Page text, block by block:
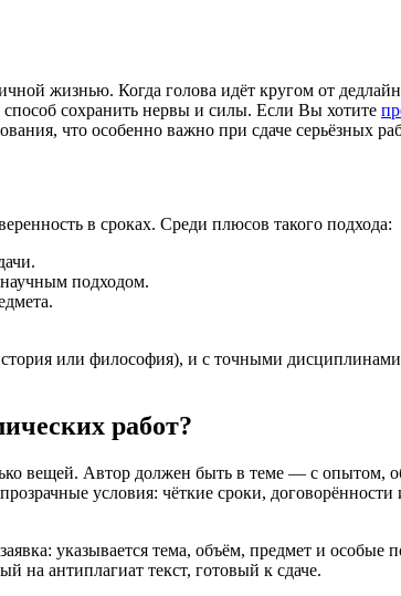
сохранить нервы и силы. Если Вы хотите
что особенно важно при сдаче серьёзных
в сроках. Среди плюсов такого подхода:
подходом.
или философия), и с точными
работ?
вещей. Автор должен быть в теме — с опытом,
условия: чёткие сроки,
указывается тема, объём, предмет и
антиплагиат текст, готовый к сдаче.